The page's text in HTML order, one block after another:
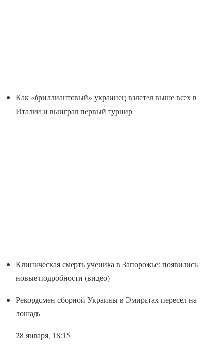
Как «бриллиантовый» украинец взлетел выше всех в
Италии и выиграл первый турнир
Клиническая смерть ученика в Запорожье: появились
новые подробности (видео)
Рекордсмен сборной Украины в Эмиратах пересел на
лошадь
28 января, 18:15